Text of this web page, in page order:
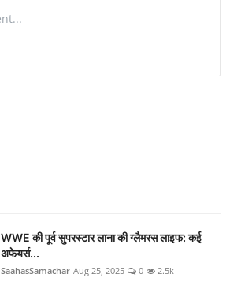
WWE की पूर्व सुपरस्टार लाना की ग्लैमरस लाइफ: कई
अफेयर्स...
SaahasSamachar Aug 25, 2025 0 2.5k